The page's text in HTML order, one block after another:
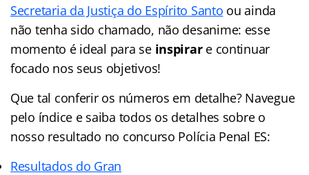
Secretaria da Justiça do Espírito Santo ou ainda
não tenha sido chamado, não desanime: esse
momento é ideal para se inspirar e continuar
focado nos seus objetivos!
Que tal conferir os números em detalhe? Navegue
pelo índice e saiba todos os detalhes sobre o
nosso resultado no concurso Polícia Penal ES:
Resultados do Gran